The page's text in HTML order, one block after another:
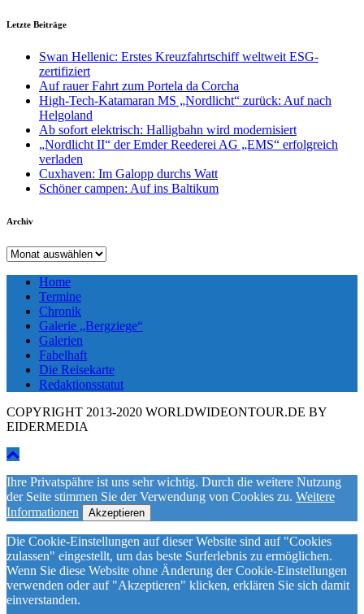
Letzte Beiträge
Swan Hellenic: Erstes Kreuzfahrtschiff weltweit ESG-
zertifiziert
Auf rauer Fahrt zum Portela da Corcha
High-Tech-Katamaran MS „Nordlicht“ zurück: Auf nach
Helgoland
Ab sofort elektrisch: Halligbahn wird modernisiert
„Nordlicht II“ der Emder Reederei AG „EMS“ erfolgreich
verladen
Cuxhaven: Im Galopp durchs Watt
Schöner campen: Auf ins Baltikum
Archiv
Archiv
Home
Termine
Chronik
Galerie „Bergziege“
Galerien
Fabelhaft
Die Reisekarte
Redaktionsstatut
COPYRIGHT 2013-2020 WORLDWIDEONTOUR.DE BY
EIDERMEDIA
Ihre Privatspähre ist uns sehr wichtig. Durch die weitere Nutzung
der Seite stimmen Sie der Verwendung von Cookies zu. Weitere
Informationen
Akzeptieren
Die Cookie-Einstellungen auf dieser Website sind auf "Cookies
zulassen" eingestellt, um das beste Surferlebnis zu ermöglichen.
Wenn Sie diese Website ohne Änderung der Cookie-Einstellungen
verwenden oder auf "Akzeptieren" klicken, erklären Sie sich damit
einverstanden.